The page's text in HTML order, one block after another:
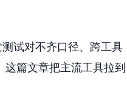
试对不齐口径、跨工具
这篇文章把主流工具拉到